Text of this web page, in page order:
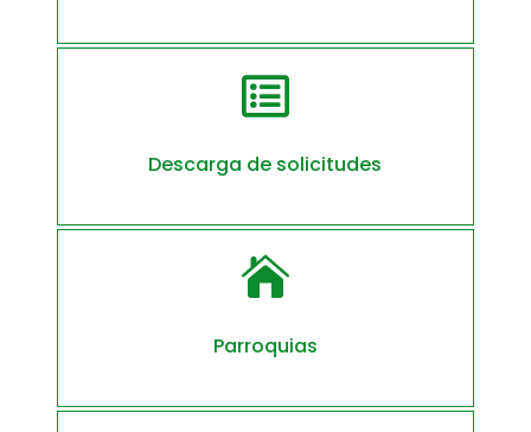

Descarga de solicitudes

Parroquias